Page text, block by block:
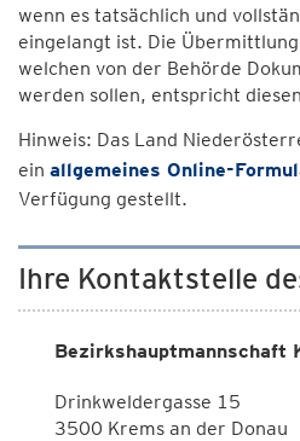
wenn es tatsächlich und
eingelangt ist. Die
welchen von der Behörde
werden sollen, entspricht
Hinweis: Das Land
ein allgemeines Online-
Verfügung gestellt.
Ihre Kontaktstelle
Bezirkshauptmannschaft
Drinkweldergasse 15
3500 Krems an der Donau